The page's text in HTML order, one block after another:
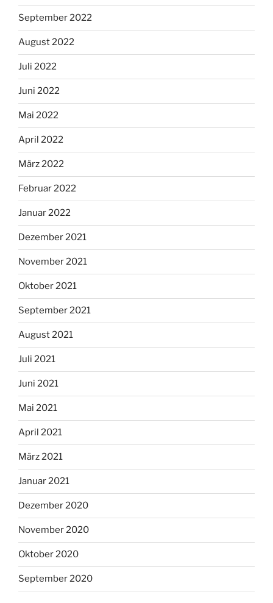
September 2022
August 2022
Juli 2022
Juni 2022
Mai 2022
April 2022
März 2022
Februar 2022
Januar 2022
Dezember 2021
November 2021
Oktober 2021
September 2021
August 2021
Juli 2021
Juni 2021
Mai 2021
April 2021
März 2021
Januar 2021
Dezember 2020
November 2020
Oktober 2020
September 2020